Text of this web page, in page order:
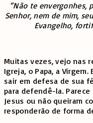
“Não te envergo­nhes,
Senhor, nem de mim,
Evangelho,
Muitas vezes, vejo nas
Igreja, o Papa, a
sair em defesa de sua
para defendê-la.
Jesus ou não queiram
responderão de forma